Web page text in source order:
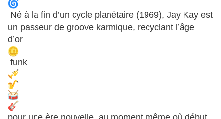
Né à la fin d’un cycle planétaire (1969), Jay Kay est
un passeur de groove karmique, recyclant l’âge
d’or
funk
pour une ère nouvelle, au moment même où début